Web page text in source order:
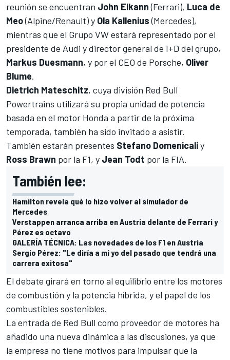
reunión se encuentran John Elkann(Ferrari), Luca de
Meo(Alpine/Renault) y Ola Kallenius(Mercedes),
mientras que el Grupo VW estará representado por el
presidente de Audi y director general de I+D del grupo,
Markus Duesmann, y por el CEO de Porsche, Oliver
Blume.
Dietrich Mateschitz, cuya división Red Bull
Powertrains utilizará su propia unidad de potencia
basada en el motor Honda a partir de la próxima
temporada, también ha sido invitado a asistir.
También estarán presentes Stefano Domenicaliy
Ross Brawn por la F1, y Jean Todt por la FIA.
También lee:
Hamilton revela qué lo hizo volver al simulador de
Mercedes
Verstappen arranca arriba en Austria delante de Ferrari y
Pérez es octavo
GALERÍA TÉCNICA: Las novedades de los F1 en Austria
Sergio Pérez: "Le diría a mi yo del pasado que tendrá una
carrera exitosa"
El debate girará en torno al equilibrio entre los motores
de combustión y la potencia híbrida, y el papel de los
combustibles sostenibles.
La entrada de Red Bull como proveedor de motores ha
añadido una nueva dinámica a las discusiones, ya que
la empresa no tiene motivos para impulsar que la